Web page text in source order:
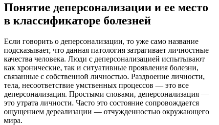
Понятие деперсонализации и ее место
в классификаторе болезней
Если говорить о деперсонализации, то уже само название
подсказывает, что данная патология затрагивает личностные
качества человека. Люди с деперсонализацией испытывают
как хронические, так и ситуативные проявления болезни,
связанные с собственной личностью. Раздвоение личности,
тела, несоответствие умственных процессов — это все
деперсонализация. Простыми словами, деперсонализация —
это утрата личности. Часто это состояние сопровождается
ощущением дереализации — отчужденностью окружающего
мира.